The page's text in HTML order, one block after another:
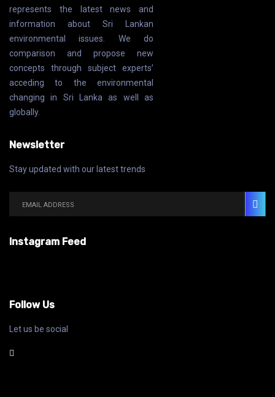
represents the latest news and
information about Sri Lankan
environmental issues. We do
comparison and propose new
concepts through subject experts’
acceding to the environmental
changing in Sri Lanka as well as
globally.
Newsletter
Stay updated with our latest trends
Instagram Feed
Follow Us
Let us be social